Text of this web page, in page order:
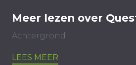
Meer lezen over
Achtergrond
LEES MEER